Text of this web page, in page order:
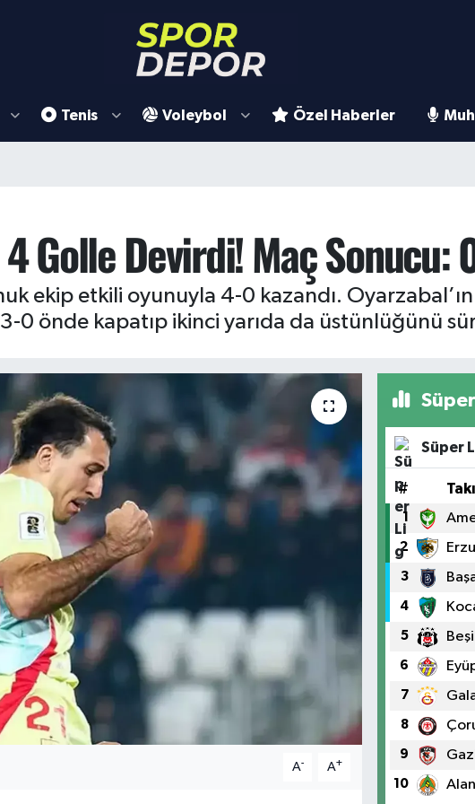
Tenis Voleybol Özel Haberler
4 Golle Devirdi! Maç Sonucu:
ekip etkili oyunuyla 4-0 kazandı. Oyarzabal’ın
3-0 önde kapatıp ikinci yarıda da üstünlüğünü
A- A+
Süper
#
1
2
3
4
5
6
7
8
9
10